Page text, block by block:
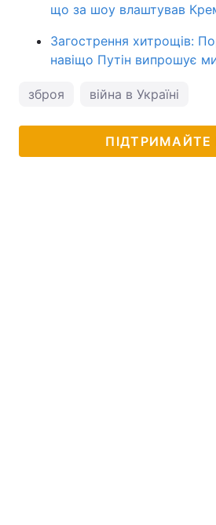
що за шоу влаштував
Загострення хитрощів:
навіщо Путін випрошує
зброя війна в Україні
ПІДТРИМАЙТЕ